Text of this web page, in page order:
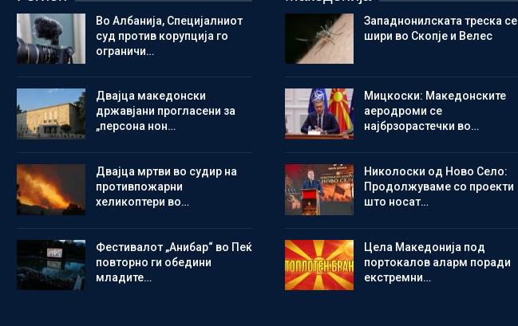
Во Албанија, Специјалниот
суд против корупција го
ограничи…
Двајца македонски
државјани прогласени за
„персона нон…
Двајца мртви во судир на
противпожарни
хеликоптери во…
Фестивалот „Анибар“ во Пеќ
повторно ги обедини
младите…
Западнонилската треска се
шири во Скопје и Велес
Мицкоски: Македонските
аеродроми се
најбрзорастечки во…
Николоски од Ново Село:
Продолжуваме со проекти
што носат…
Цела Македонија под
портокалов аларм поради
екстремни…